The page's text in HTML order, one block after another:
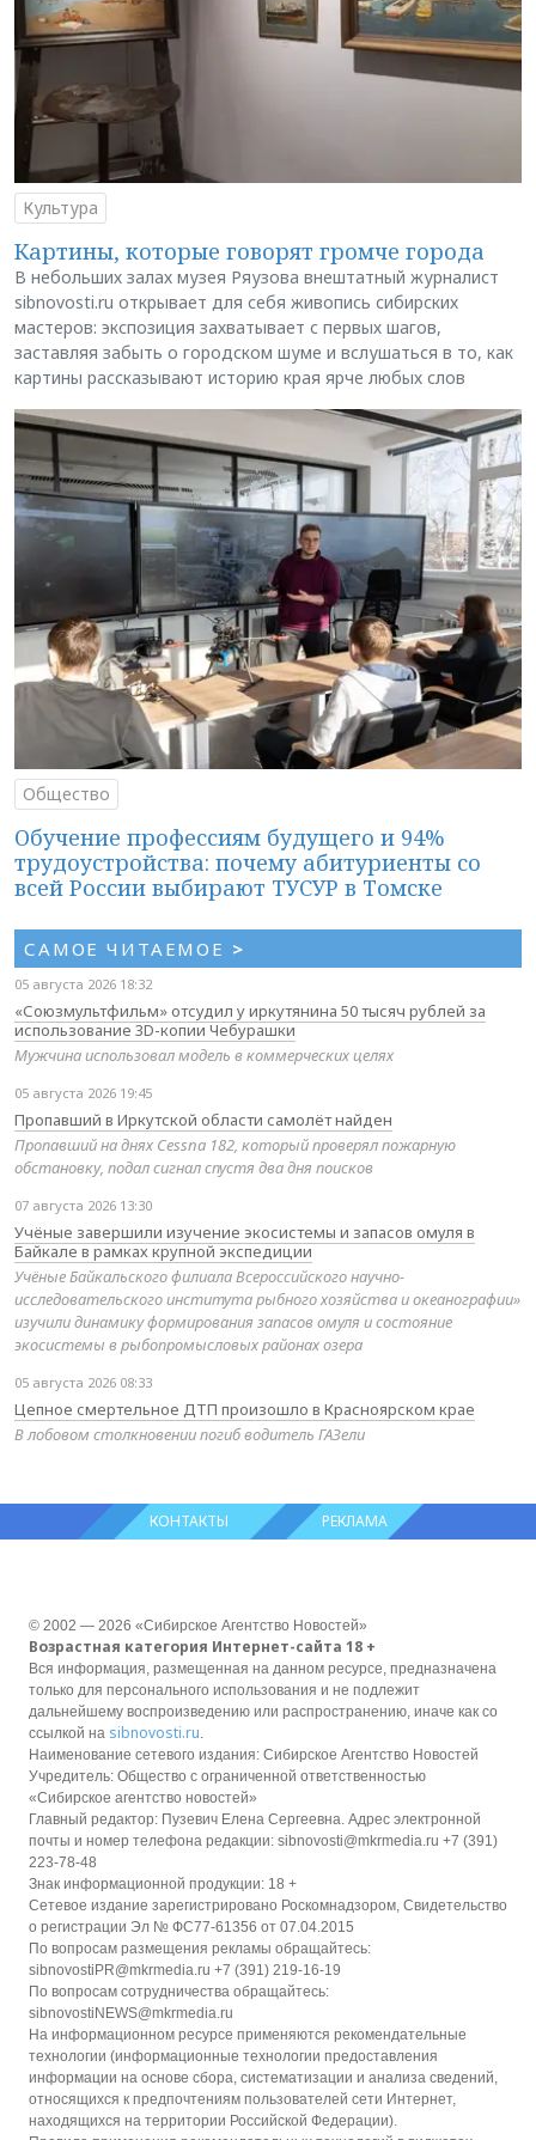
Культура
Картины, которые говорят громче города
В небольших залах музея Ряузова внештатный журналист
sibnovosti.ru открывает для себя живопись сибирских
мастеров: экспозиция захватывает с первых шагов,
заставляя забыть о городском шуме и вслушаться в то, как
картины рассказывают историю края ярче любых слов
Общество
Обучение профессиям будущего и 94%
трудоустройства: почему абитуриенты со
всей России выбирают ТУСУР в Томске
САМОЕ ЧИТАЕМОЕ >
05 августа 2026 18:32
«Союзмультфильм» отсудил у иркутянина 50 тысяч рублей за
использование 3D-копии Чебурашки
Мужчина использовал модель в коммерческих целях
05 августа 2026 19:45
Пропавший в Иркутской области самолёт найден
Пропавший на днях Cessna 182, который проверял пожарную
обстановку, подал сигнал спустя два дня поисков
07 августа 2026 13:30
Учёные завершили изучение экосистемы и запасов омуля в
Байкале в рамках крупной экспедиции
Учёные Байкальского филиала Всероссийского научно-
исследовательского института рыбного хозяйства и океанографии»
изучили динамику формирования запасов омуля и состояние
экосистемы в рыбопромысловых районах озера
05 августа 2026 08:33
Цепное смертельное ДТП произошло в Красноярском крае
В лобовом столкновении погиб водитель ГАЗели
КОНТАКТЫ РЕКЛАМА
© 2002 — 2026 «Сибирское Агентство Новостей»
Возрастная категория Интернет-сайта 18 +
Вся информация, размещенная на данном ресурсе, предназначена
только для персонального использования и не подлежит
дальнейшему воспроизведению или распространению, иначе как со
ссылкой на sibnovosti.ru.
Наименование сетевого издания: Сибирское Агентство Новостей
Учредитель: Общество с ограниченной ответственностью
«Сибирское агентство новостей»
Главный редактор: Пузевич Елена Сергеевна. Адрес электронной
почты и номер телефона редакции: sibnovosti@mkrmedia.ru +7 (391)
223-78-48
Знак информационной продукции: 18 +
Сетевое издание зарегистрировано Роскомнадзором, Свидетельство
о регистрации Эл № ФС77-61356 от 07.04.2015
По вопросам размещения рекламы обращайтесь:
sibnovostiPR@mkrmedia.ru +7 (391) 219-16-19
По вопросам сотрудничества обращайтесь:
sibnovostiNEWS@mkrmedia.ru
На информационном ресурсе применяются рекомендательные
технологии (информационные технологии предоставления
информации на основе сбора, систематизации и анализа сведений,
относящихся к предпочтениям пользователей сети Интернет,
находящихся на территории Российской Федерации).